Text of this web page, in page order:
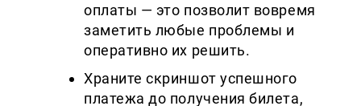
оплаты — это позволит вовремя
заметить любые проблемы и
оперативно их решить.
Храните скриншот успешного
платежа до получения билета,